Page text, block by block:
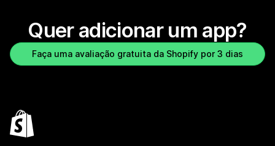
Quer adicionar um app?
Faça uma avaliação gratuita da Shopify por 3 dias